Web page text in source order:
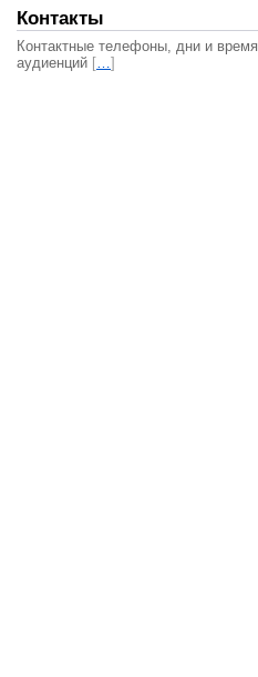
Контакты
Контактные телефоны, дни и время
аудиенций […]